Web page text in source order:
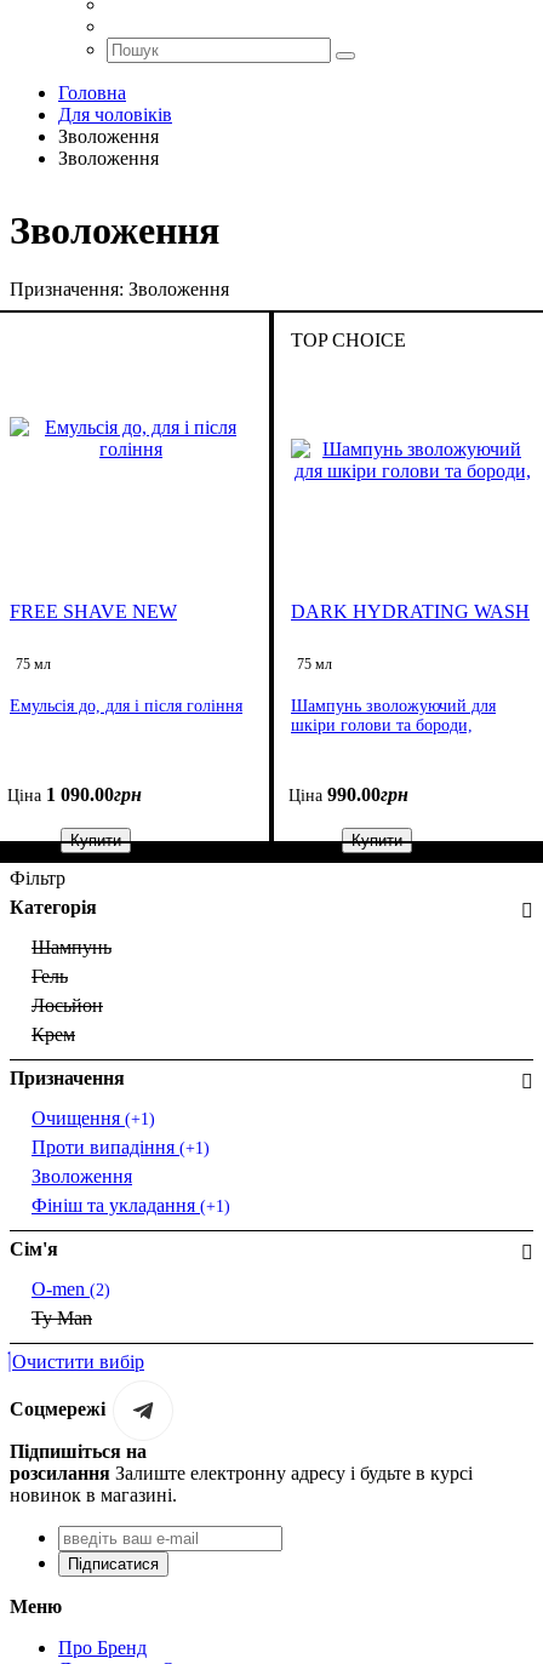
Головна
Для чоловіків
Зволоження
Зволоження
Зволоження
Призначення: Зволоження
FREE SHAVE NEW
75 мл
Емульсія до, для і після гоління
Ціна 1 090.00грн
Купити
TOP CHOICE
DARK HYDRATING WASH
75 мл
Шампунь зволожуючий для
шкіри голови та бороди,
Ціна 990.00грн
Купити
Фільтр
Категорія
Шампунь
Гель
Лосьйон
Крем
Призначення
Очищення (+1)
Проти випадіння (+1)
Зволоження
Фініш та укладання (+1)
Сім'я
O-men (2)
Ty Man
Очистити вибір
Соцмережі
Підпишіться на
розсилання Залиште електронну адресу і будьте в курсі
новинок в магазині.
Підписатися
Меню
Про Бренд